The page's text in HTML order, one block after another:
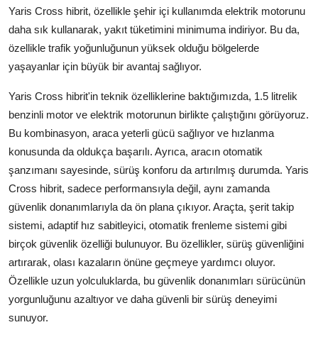
Yaris Cross hibrit, özellikle şehir içi kullanımda elektrik motorunu
daha sık kullanarak, yakıt tüketimini minimuma indiriyor. Bu da,
özellikle trafik yoğunluğunun yüksek olduğu bölgelerde
yaşayanlar için büyük bir avantaj sağlıyor.
Yaris Cross hibrit'in teknik özelliklerine baktığımızda, 1.5 litrelik
benzinli motor ve elektrik motorunun birlikte çalıştığını görüyoruz.
Bu kombinasyon, araca yeterli gücü sağlıyor ve hızlanma
konusunda da oldukça başarılı. Ayrıca, aracın otomatik
şanzımanı sayesinde, sürüş konforu da artırılmış durumda. Yaris
Cross hibrit, sadece performansıyla değil, aynı zamanda
güvenlik donanımlarıyla da ön plana çıkıyor. Araçta, şerit takip
sistemi, adaptif hız sabitleyici, otomatik frenleme sistemi gibi
birçok güvenlik özelliği bulunuyor. Bu özellikler, sürüş güvenliğini
artırarak, olası kazaların önüne geçmeye yardımcı oluyor.
Özellikle uzun yolculuklarda, bu güvenlik donanımları sürücünün
yorgunluğunu azaltıyor ve daha güvenli bir sürüş deneyimi
sunuyor.